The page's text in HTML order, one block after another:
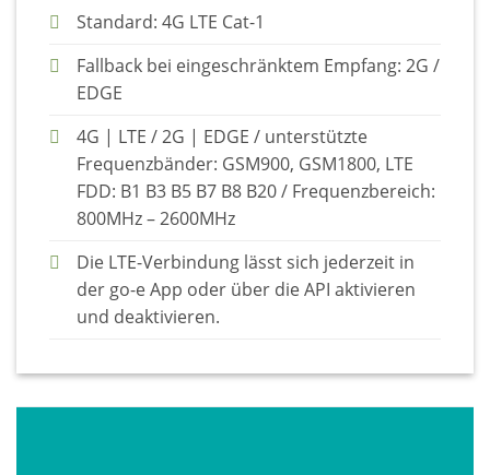
Standard: 4G LTE Cat-1
Fallback bei eingeschränktem Empfang: 2G /
EDGE
4G | LTE / 2G | EDGE / unterstützte
Frequenzbänder: GSM900, GSM1800, LTE
FDD: B1 B3 B5 B7 B8 B20 / Frequenzbereich:
800MHz – 2600MHz
Die LTE-Verbindung lässt sich jederzeit in
der go-e App oder über die API aktivieren
und deaktivieren.